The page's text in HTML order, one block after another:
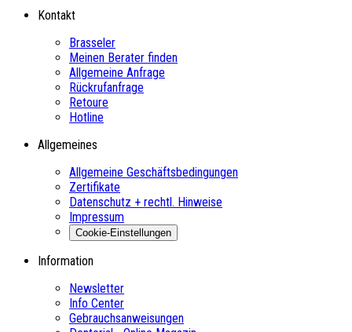
Kontakt
Brasseler
Meinen Berater finden
Allgemeine Anfrage
Rückrufanfrage
Retoure
Hotline
Allgemeines
Allgemeine Geschäftsbedingungen
Zertifikate
Datenschutz + rechtl. Hinweise
Impressum
Cookie-Einstellungen
Information
Newsletter
Info Center
Gebrauchsanweisungen